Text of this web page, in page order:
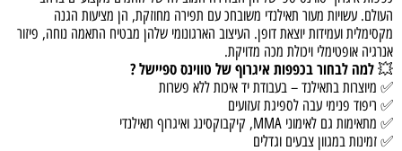
העולם. עשויות מעור תאילנדי משובחכ עם תפירה מחוזקת, הן מציעות הגנה
מקסימלית ועמידות יוצאת דופן. העיצוב הארגונומי שלהן מבטיח התאמה נוחה, פיזור
אנרגיה אופטימלי ויכולת מכה מדויקת.
💥 למה לבחור בכפפות איגרוף של טווינס ספיישל ?
✅ מיוצרות בתאילנד – בעבודת יד איכות ללא פשרות
✅ ריפוד פנימי עבה לספיגת זעזועים
✅ מתאימות גם לאימוני MMA, קיקבוקסינג ואיגרוף תאילנדי
✅ זמינות במגוון צבעים וגדלים